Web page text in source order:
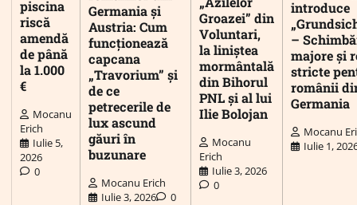
piscina
riscă
amendă
de până
la 1.000
€
Mocanu
Erich
Iulie 5,
2026
0
Germania și
Austria: Cum
funcționează
capcana
„Travorium” și
de ce
petrecerile de
lux ascund
găuri în
buzunare
Mocanu Erich
Iulie 3, 2026
0
Groazei” din
Voluntari,
la liniștea
mormântală
din Bihorul
PNL și al lui
Ilie Bolojan
Mocanu
Erich
Iulie 3, 2026
0
introduce
–
majore și
stricte
românii
Germania
Mocanu
Iulie 1,